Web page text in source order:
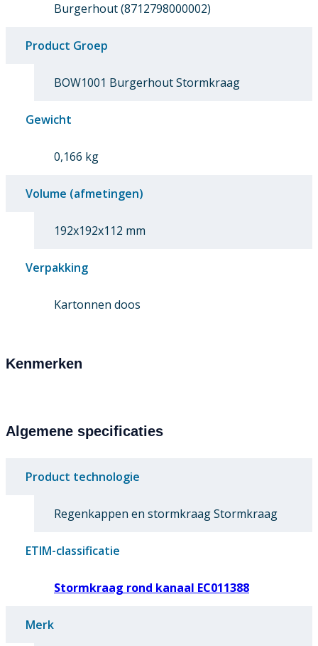
Burgerhout (8712798000002)
Product Groep
BOW1001 Burgerhout Stormkraag
Gewicht
0,166 kg
Volume (afmetingen)
192x192x112 mm
Verpakking
Kartonnen doos
Kenmerken
Algemene specificaties
Product technologie
Regenkappen en stormkraag Stormkraag
ETIM-classificatie
Stormkraag rond kanaal EC011388
Merk